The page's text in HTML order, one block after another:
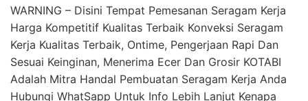
WARNING – Disini Tempat Pemesanan Seragam Kerja
Harga Kompetitif Kualitas Terbaik Konveksi Seragam
Kerja Kualitas Terbaik, Ontime, Pengerjaan Rapi Dan
Sesuai Keinginan, Menerima Ecer Dan Grosir KOTABI
Adalah Mitra Handal Pembuatan Seragam Kerja Anda
Hubungi WhatSapp Untuk Info Lebih Lanjut Kenapa